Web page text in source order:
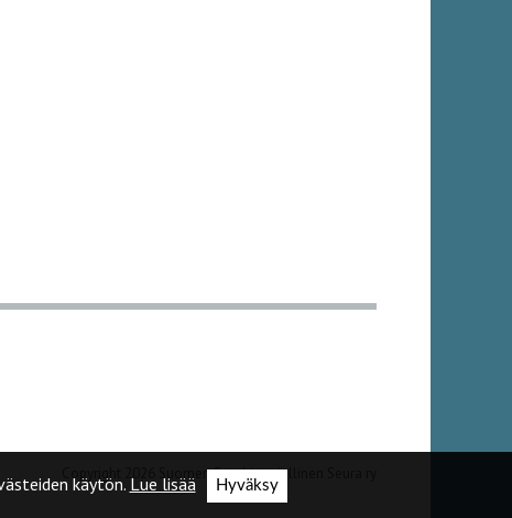
Copyright 2026 Suomen Sotahistoriallinen Seura ry
käytön. Lue lisää Hyväksy